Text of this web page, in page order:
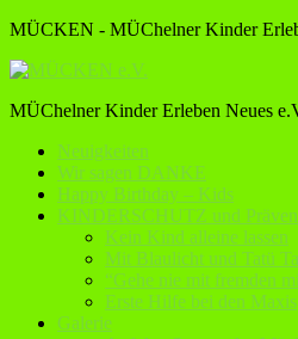
MÜCKEN - MÜChelner Kinder
MÜChelner Kinder Erleben Neues
Neuigkeiten
Wir sagen DANKE
Happy Birthday – Kids
KINDERSCHUTZ und
Kein Kind alleine lassen
Mit Blaulicht und Tatü
“Gehe nie mit fremden
Erste Hilfe bei den Maxis
Galerie